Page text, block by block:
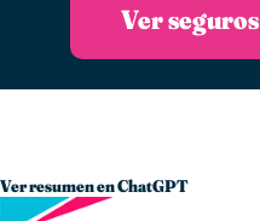
Ver seguros
Ver resumen en ChatGPT